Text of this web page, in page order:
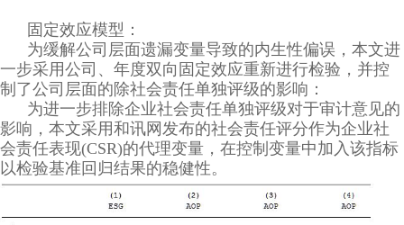
固定效应模型：
为缓解公司层面遗漏变量导致的内生性偏误，本文进
一步采用公司、年度双向固定效应重新进行检验，并控
制了公司层面的除社会责任单独评级的影响：
为进一步排除企业社会责任单独评级对于审计意见的
影响，本文采用和讯网发布的社会责任评分作为企业社
会责任表现(CSR)的代理变量，在控制变量中加入该指标
以检验基准回归结果的稳健性。